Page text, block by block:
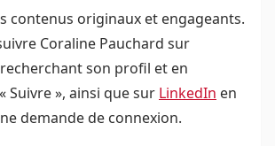
contenus originaux et engageants.
Coraline Pauchard sur
son profil et en
Suivre », ainsi que sur LinkedIn en
demande de connexion.